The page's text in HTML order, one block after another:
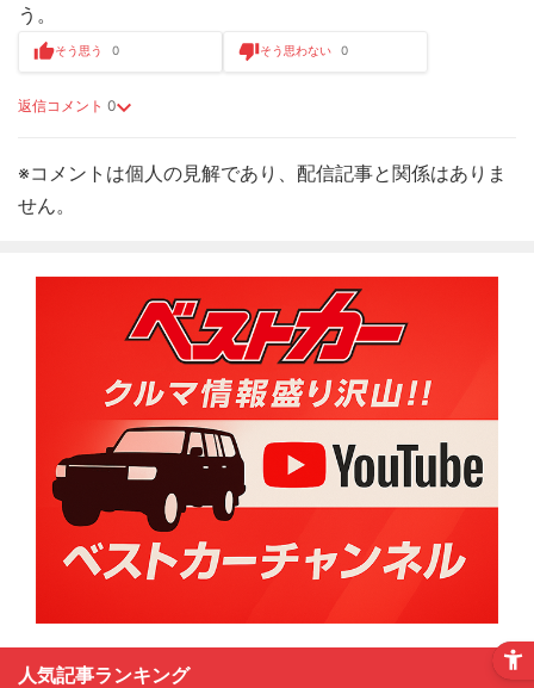
う。
返信コメント 0
そう思う 0 そう思わない 0
※コメントは個人の見解であり、配信記事と関係はありま
せん。
人気記事ランキング